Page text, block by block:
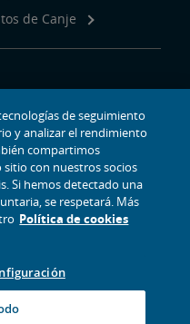
de Canje
de seguimiento
y analizar el rendimiento
compartimos
con nuestros socios
Si hemos detectado una
se respetará. Más
Política de cookies